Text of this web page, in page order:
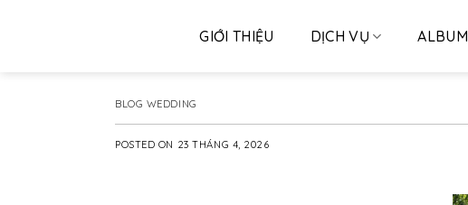
GIỚI THIỆU DỊCH VỤ ALBUM
BLOG WEDDING
POSTED ON 23 THÁNG 4, 2026